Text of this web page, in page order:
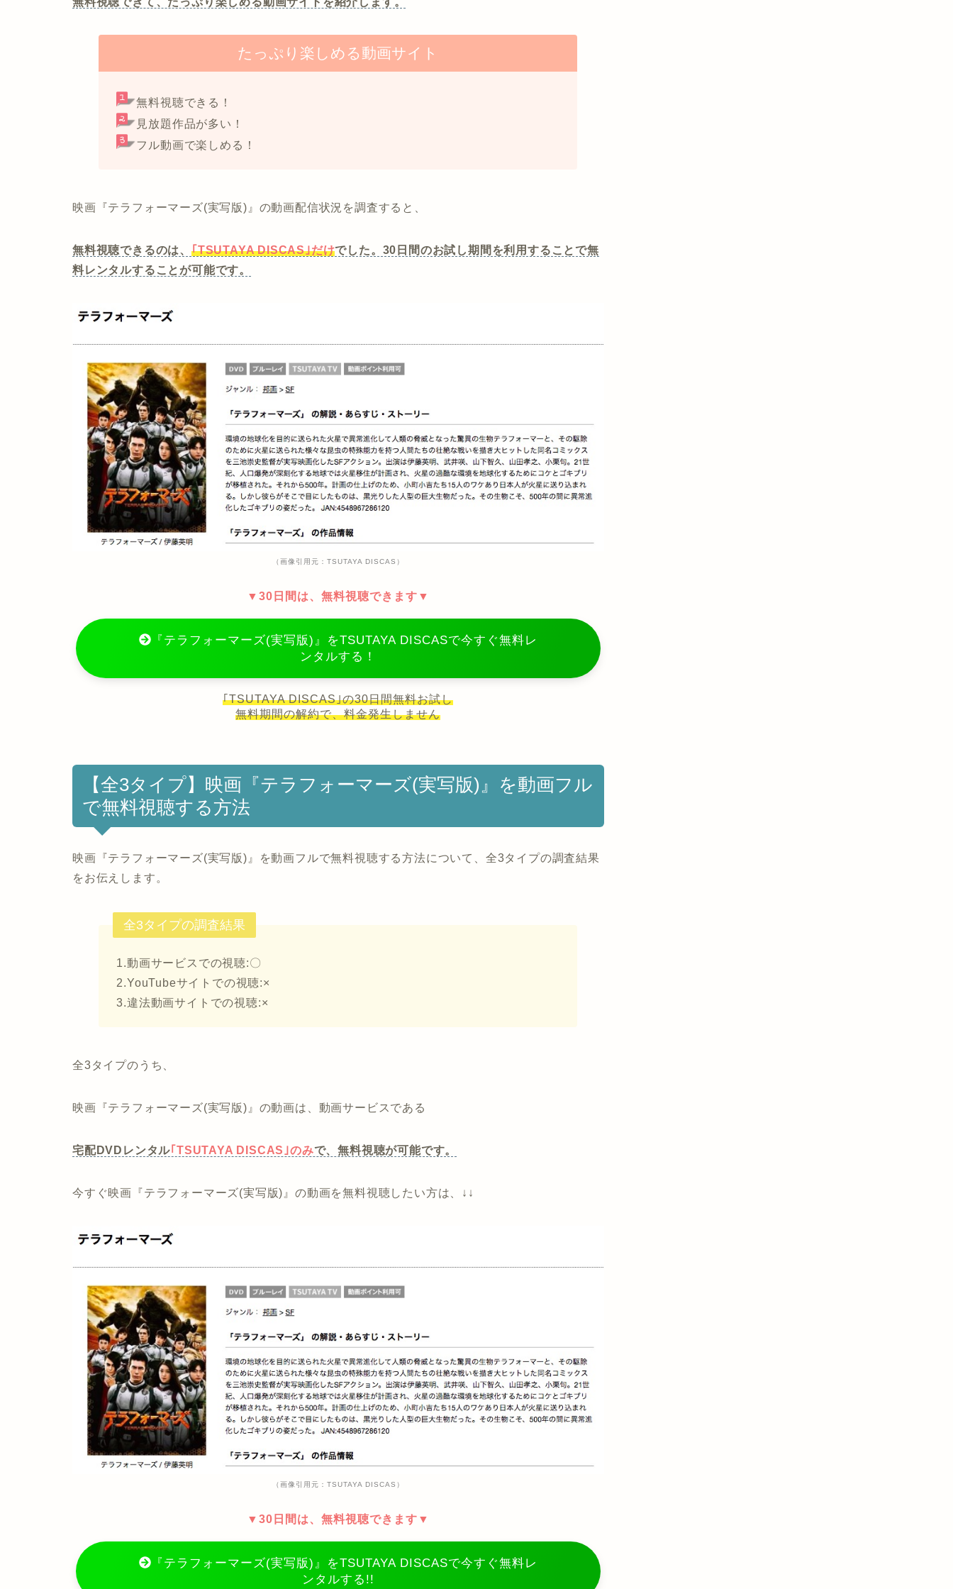
たっぷり楽しめる動画サイト
無料視聴できる！
見放題作品が多い！
フル動画で楽しめる！
映画『テラフォーマーズ(実写版)』の動画配信状況を調査すると、
無料視聴できるのは、 ｢TSUTAYA DISCAS｣だけでした。30日間のお試し期間を利用することで無
料レンタルすることが可能です。
（画像引用元：TSUTAYA DISCAS）
▼30日間は、無料視聴できます▼
『テラフォーマーズ(実写版)』をTSUTAYA DISCASで今すぐ無料レ
ンタルする！
｢TSUTAYA DISCAS｣の30日間無料お試し
無料期間の解約で、料金発生しません
【全3タイプ】映画『テラフォーマーズ(実写版)』を動画フル
で無料視聴する方法
映画『テラフォーマーズ(実写版)』を動画フルで無料視聴する方法について、全3タイプの調査結果
をお伝えします。
全3タイプの調査結果
1.動画サービスでの視聴:〇
2.YouTubeサイトでの視聴:×
3.違法動画サイトでの視聴:×
全3タイプのうち、
映画『テラフォーマーズ(実写版)』の動画は、動画サービスである
宅配DVDレンタル｢TSUTAYA DISCAS｣のみで、無料視聴が可能です。
今すぐ映画『テラフォーマーズ(実写版)』の動画を無料視聴したい方は、↓↓
（画像引用元：TSUTAYA DISCAS）
▼30日間は、無料視聴できます▼
『テラフォーマーズ(実写版)』をTSUTAYA DISCASで今すぐ無料レ
ンタルする!!